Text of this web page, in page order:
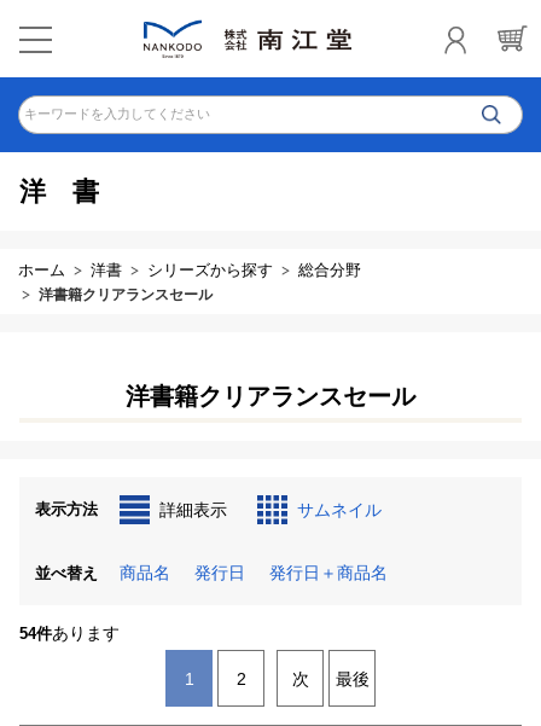
キーワードを入力してください
洋書
ホーム 洋書 シリーズから探す 総合分野
洋書籍クリアランスセール
洋書籍クリアランスセール
表示方法 詳細表示 サムネイル
並べ替え 商品名 発行日 発行日＋商品名
54件あります
1 2 次 最後